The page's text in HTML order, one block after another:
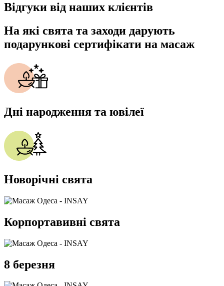
Відгуки від наших клієнтів
На які свята та заходи дарують
подарункові сертифікати на масаж
Дні народження та ювілеї
Новорічні свята
Корпортавивні свята
8 березня